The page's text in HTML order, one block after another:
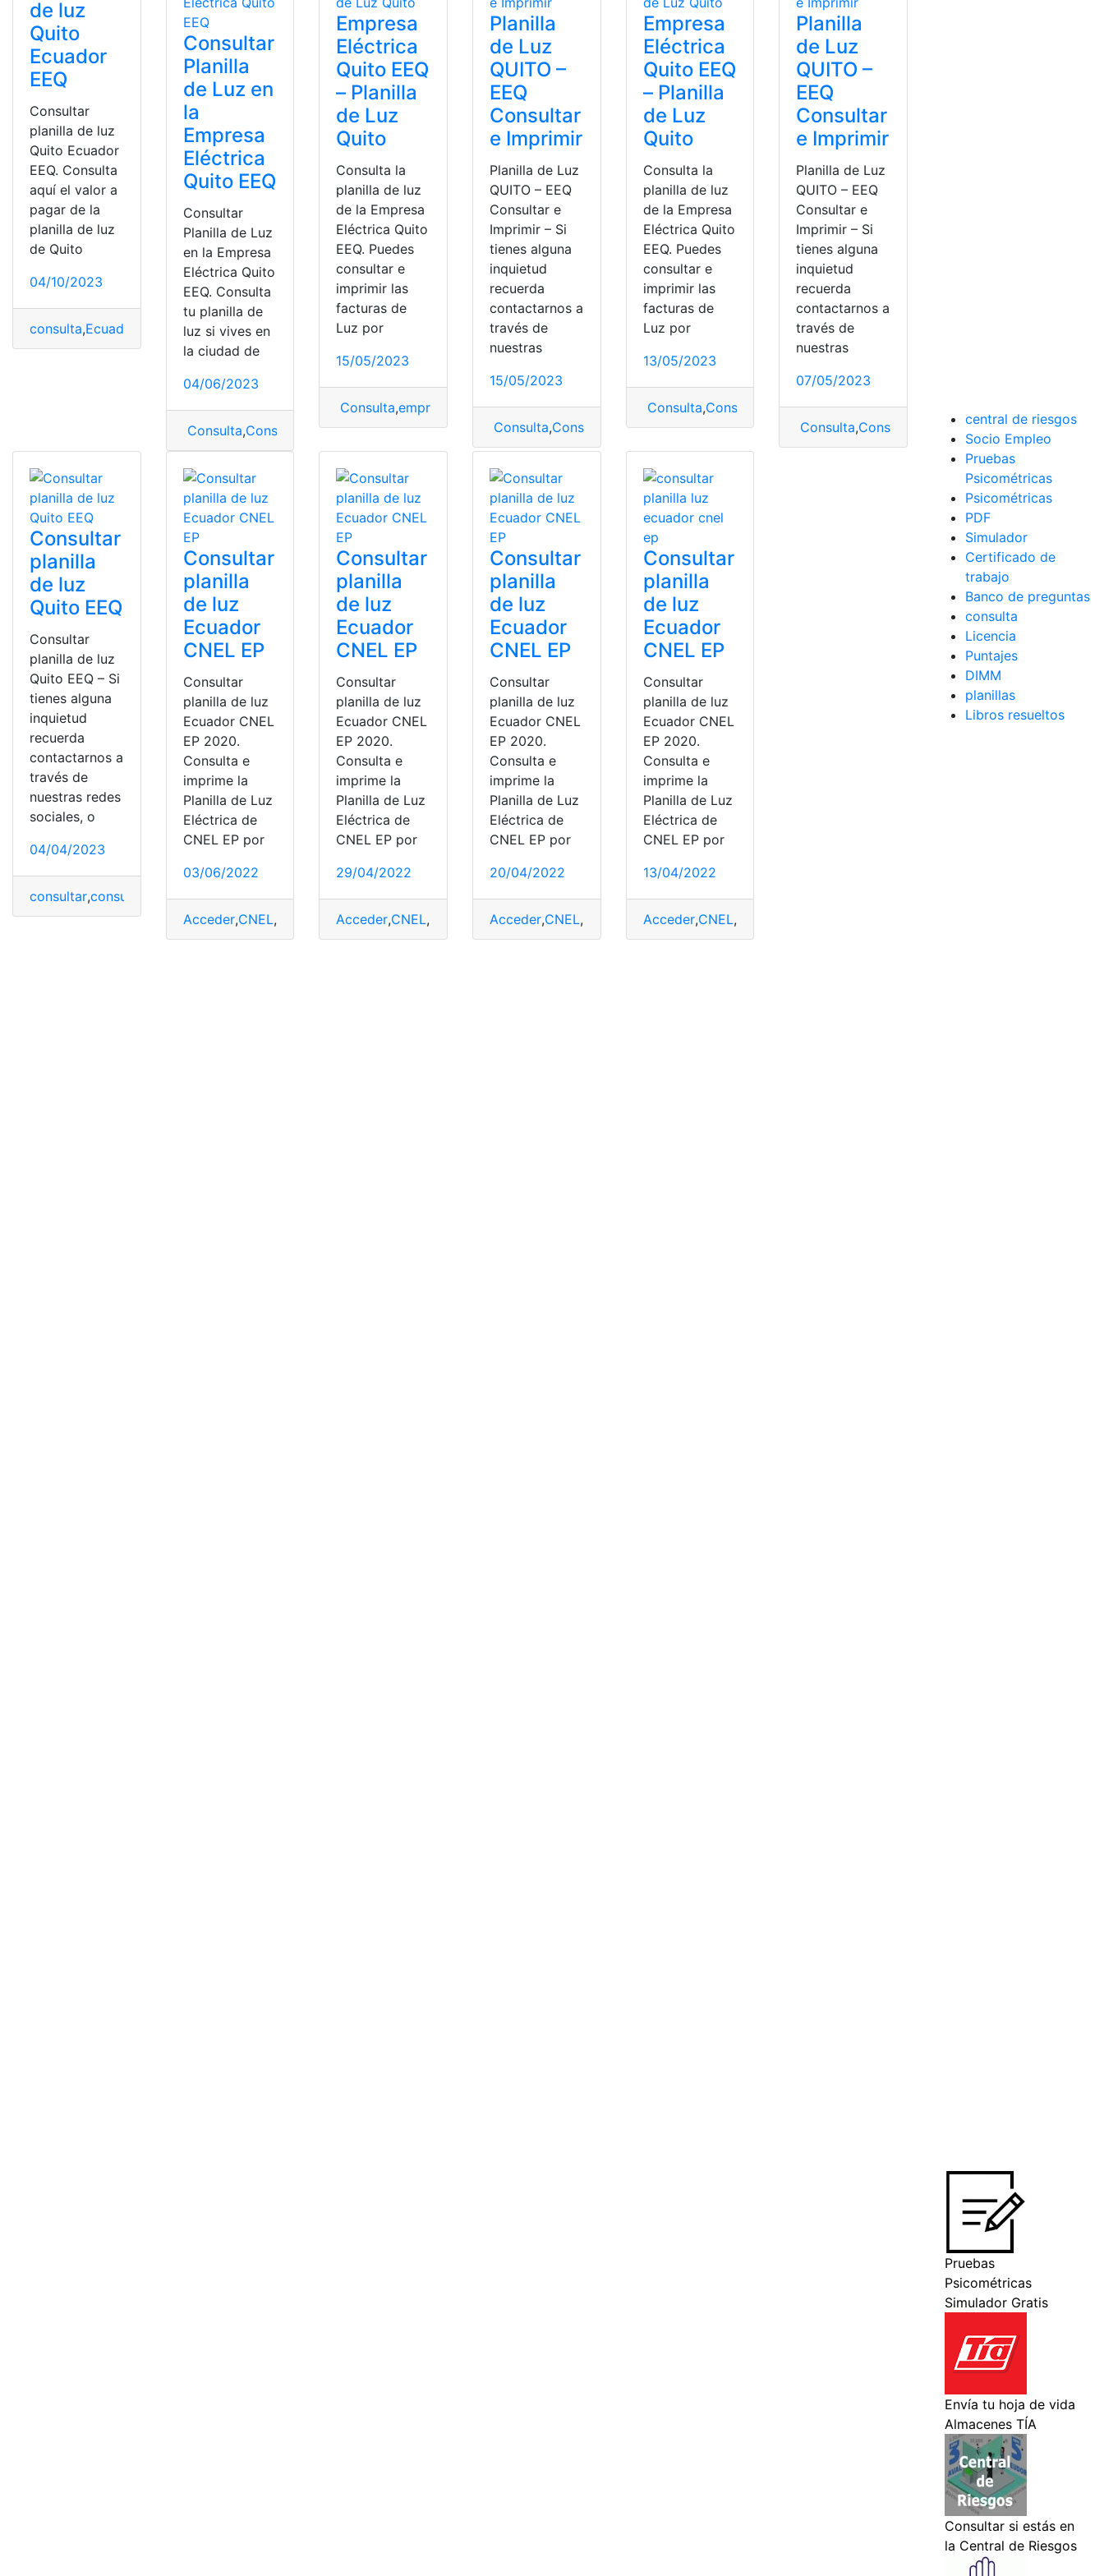
de luz
Quito
Ecuador
EEQ
Consultar
planilla de luz
Quito Ecuador
EEQ. Consulta
aquí el valor a
pagar de la
planilla de luz
de Quito
04/10/2023
consulta,Ecuador Empresa Eléctrica Quito (EEQ)
Consultar
Planilla
de Luz en
la
Empresa
Eléctrica
Quito EEQ
Consultar
Planilla de Luz
en la Empresa
Eléctrica Quito
EEQ. Consulta
tu planilla de
luz si vives en
la ciudad de
04/06/2023
Consulta,Consulta la planilla,Consulta planilla de luz,Consultar planilla de luz,EEQ,Empresa Eléctrica Quito (EEQ),planilla planilla de luz Planilla de
Empresa
Eléctrica
Quito EEQ
– Planilla
de Luz
Quito
Consulta la
planilla de luz
de la Empresa
Eléctrica Quito
EEQ. Puedes
consultar e
imprimir las
facturas de
Luz por
15/05/2023
Consulta,empresa empresa eléctrica,Empresa Eléctrica Quito (EEQ) planilla,planilla de luz
Planilla
de Luz
QUITO –
EEQ
Consultar
e Imprimir
Planilla de Luz
QUITO – EEQ
Consultar e
Imprimir – Si
tienes alguna
inquietud
recuerda
contactarnos a
través de
nuestras
15/05/2023
Consulta,Consulta planilla de luz,Consultar planilla de luz,EEQ,Empresa Eléctrica Quito (EEQ),
Empresa
Eléctrica
Quito EEQ
– Planilla
de Luz
Quito
Consulta la
planilla de luz
de la Empresa
Eléctrica Quito
EEQ. Puedes
consultar e
imprimir las
facturas de
Luz por
13/05/2023
Consulta,Consulta planilla de luz,empresa eléctrica
Planilla
de Luz
QUITO –
EEQ
Consultar
e Imprimir
Planilla de Luz
QUITO – EEQ
Consultar e
Imprimir – Si
tienes alguna
inquietud
recuerda
contactarnos a
través de
nuestras
07/05/2023
Consulta,Consulta la planilla,Consulta planilla
Consultar
planilla
de luz
Quito EEQ
Consultar
planilla de luz
Quito EEQ – Si
tienes alguna
inquietud
recuerda
contactarnos a
través de
nuestras redes
sociales, o
04/04/2023
consultar,consultar planilla,Consultar planilla de luz,Consultar planilla de luz Quito,EEQ,Empresa Eléctrica Quito (EEQ)
Consultar
planilla
de luz
Ecuador
CNEL EP
Consultar
planilla de luz
Ecuador CNEL
EP 2020.
Consulta e
imprime la
Planilla de Luz
Eléctrica de
CNEL EP por
03/06/2022
Acceder,CNEL, Consultas,Electricidad,Empresa Eléctrica Quito (EEQ) Herramientas Ecuador
Consultar
planilla
de luz
Ecuador
CNEL EP
Consultar
planilla de luz
Ecuador CNEL
EP 2020.
Consulta e
imprime la
Planilla de Luz
Eléctrica de
CNEL EP por
29/04/2022
Acceder,CNEL, Consultas,Electricidad,Empresa Eléctrica Quito (EEQ)
Consultar
planilla
de luz
Ecuador
CNEL EP
Consultar
planilla de luz
Ecuador CNEL
EP 2020.
Consulta e
imprime la
Planilla de Luz
Eléctrica de
CNEL EP por
20/04/2022
Acceder,CNEL, Consultas,Electricidad,Empresa Eléctrica Quito (EEQ)
Consultar
planilla
de luz
Ecuador
CNEL EP
Consultar
planilla de luz
Ecuador CNEL
EP 2020.
Consulta e
imprime la
Planilla de Luz
Eléctrica de
CNEL EP por
13/04/2022
Acceder,CNEL,
central de riesgos
Socio Empleo
Pruebas
Psicométricas
Psicométricas
PDF
Simulador
Certificado de
trabajo
Banco de preguntas
consulta
Licencia
Puntajes
DIMM
planillas
Libros resueltos